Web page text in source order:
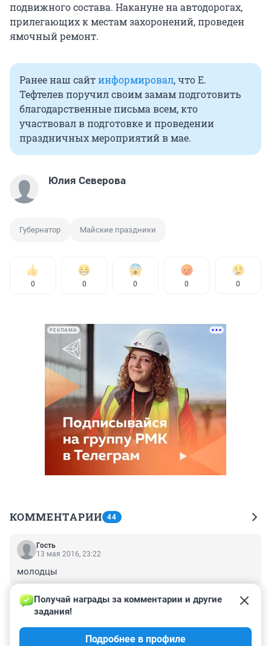
подвижного состава. Накануне на автодорогах,
прилегающих к местам захоронений, проведен
ямочный ремонт.
Ранее наш сайтинформировал, что Е.
Тефтелев поручил своим замам подготовить
благодарственные письма всем, кто
участвовал в подготовке и проведении
праздничных мероприятий в мае.
Юлия Северова
Губернатор Майские праздники
0 0 0 0 0
РЕКЛАМА
КОММЕНТАРИИ 44
Гость
13 мая 2016, 23:22
молодцы
–0
Гость
да спасибо за салют
Получай награды за комментарии и другие
задания!
Подробнее в профиле